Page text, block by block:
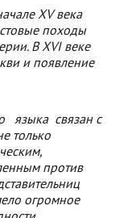
XV века
походы
В XVI веке
и появление
языка связан с
только
против
огромное